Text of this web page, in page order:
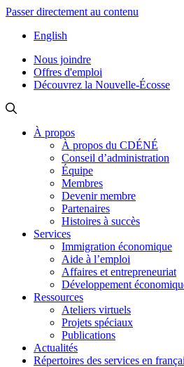
Passer directement au contenu
English
Nous joindre
Offres d'emploi
Découvrez la Nouvelle-Écosse
À propos
À propos du CDÉNÉ
Conseil d’administration
Équipe
Membres
Devenir membre
Partenaires
Histoires à succès
Services
Immigration économique
Aide à l’emploi
Affaires et entrepreneuriat
Développement
Ressources
Ateliers virtuels
Projets spéciaux
Publications
Actualités
Répertoires des services en